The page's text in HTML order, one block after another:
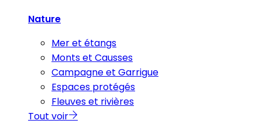
Nature
Mer et étangs
Monts et Causses
Campagne et Garrigue
Espaces protégés
Fleuves et rivières
Tout voir